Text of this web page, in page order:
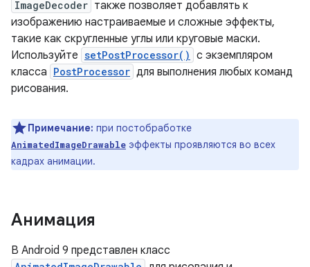
ImageDecoder также позволяет добавлять к
изображению настраиваемые и сложные эффекты,
такие как скругленные углы или круговые маски.
Используйте setPostProcessor() с экземпляром
класса PostProcessor для выполнения любых команд
рисования.
Примечание: при постобработке
AnimatedImageDrawable эффекты проявляются во всех
кадрах анимации.
Анимация
В Android 9 представлен класс